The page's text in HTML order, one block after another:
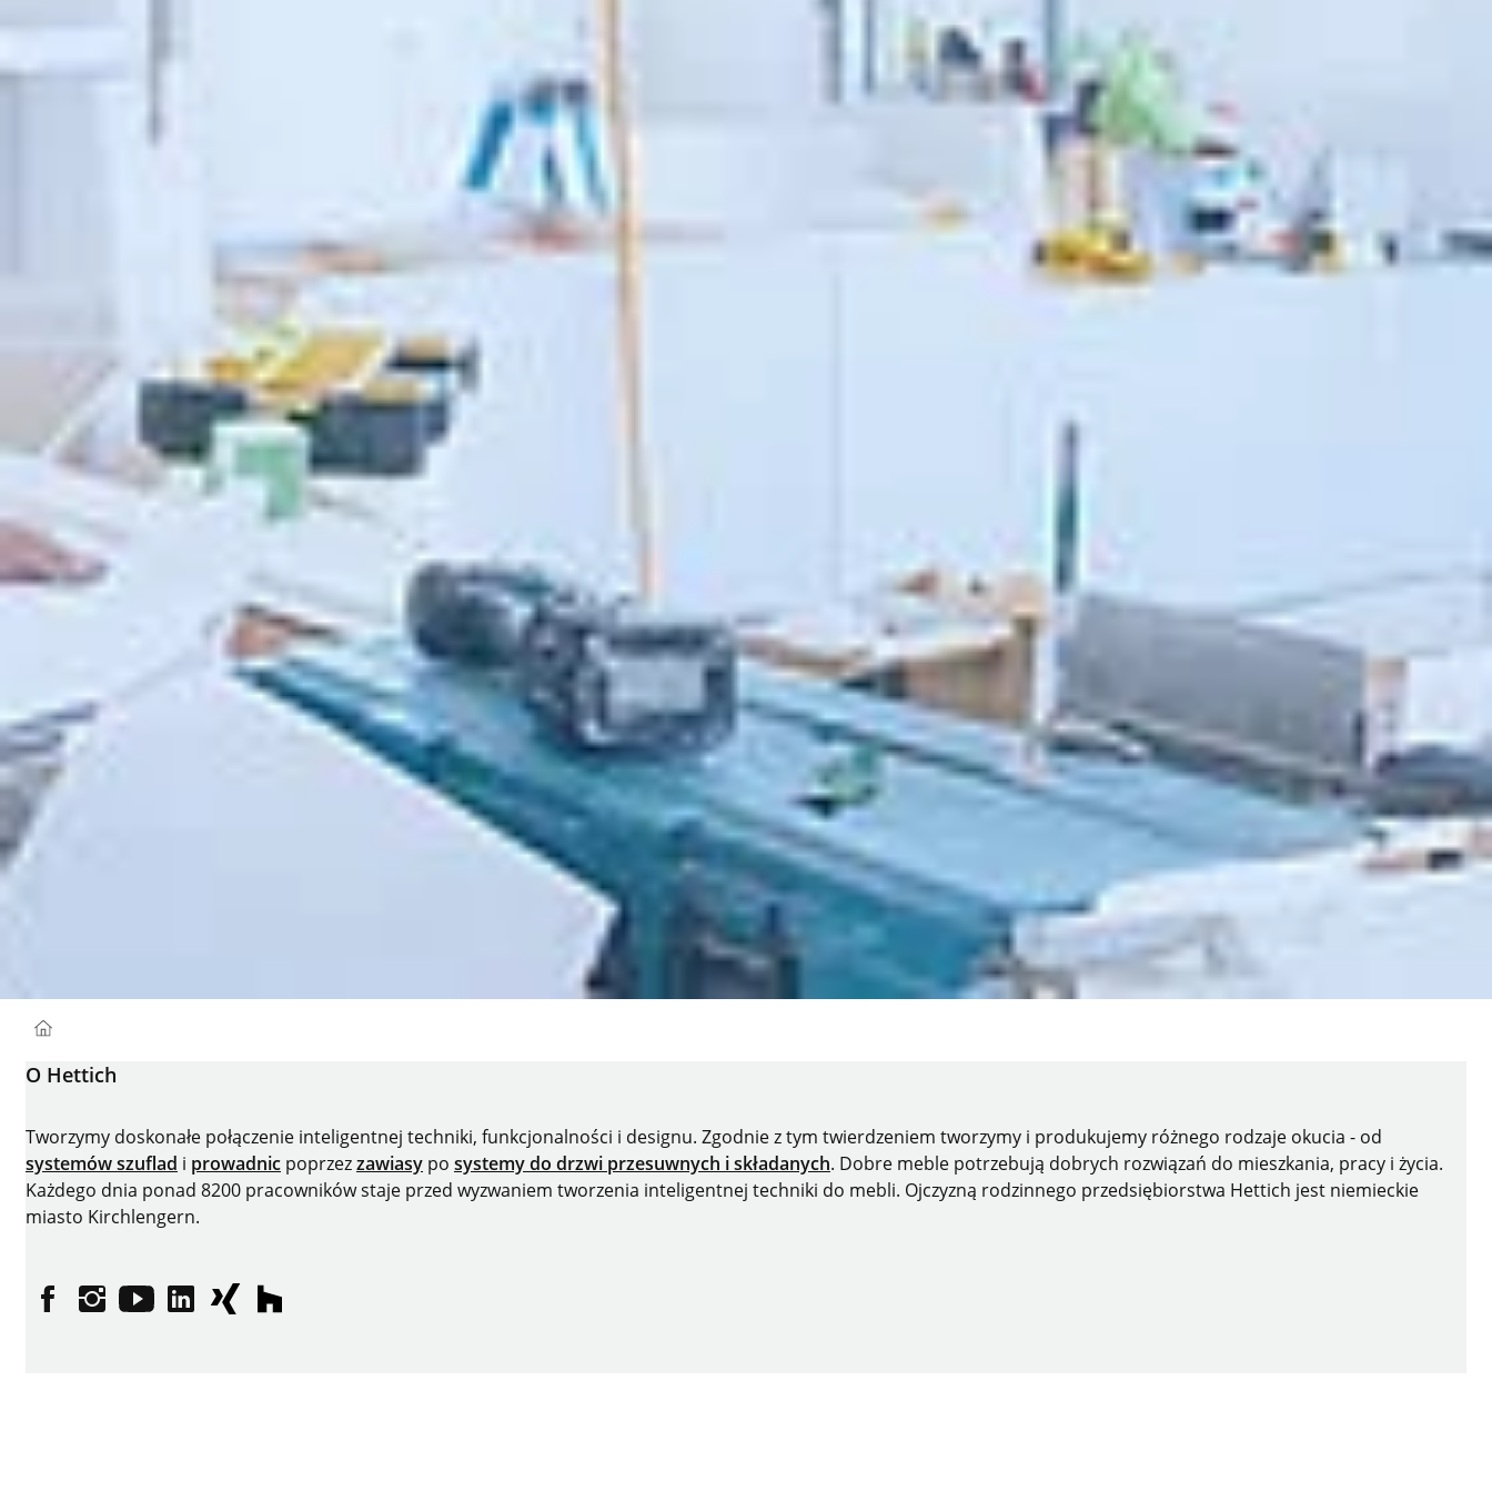
You are here:
Homepage
O Hettich
Tworzymy doskonałe połączenie inteligentnej techniki, funkcjonalności i designu. Zgodnie z tym twierdzeniem tworzymy i produkujemy różnego rodzaje okucia - od
systemów szuflad i prowadnic poprzezzawiasy po systemy do drzwi przesuwnych i składanych. Dobre meble potrzebują dobrych rozwiązań do mieszkania, pracy i życia.
Każdego dnia ponad 8200 pracowników staje przed wyzwaniem tworzenia inteligentnej techniki do mebli. Ojczyzną rodzinnego przedsiębiorstwa Hettich jest niemieckie
miasto Kirchlengern.
facebookuinstagramie
YouTubeLinkedInXINGhouzz